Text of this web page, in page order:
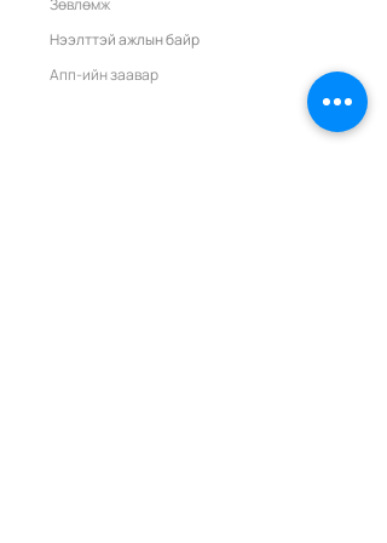
Зөвлөмж
Нээлттэй ажлын байр
Апп-ийн заавар